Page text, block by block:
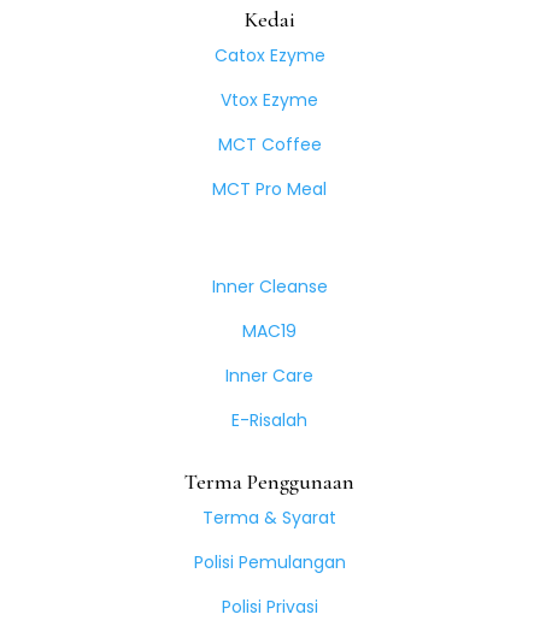
Kedai
Catox Ezyme
Vtox Ezyme
MCT Coffee
MCT Pro Meal
Inner Cleanse
MAC19
Inner Care
E-Risalah
Terma Penggunaan
Terma & Syarat
Polisi Pemulangan
Polisi Privasi